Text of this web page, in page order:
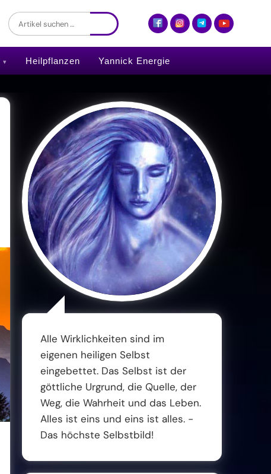
Heilpflanzen Yannick Energie
Alle Wirklichkeiten sind im
eigenen heiligen Selbst
eingebettet. Das Selbst ist der
göttliche Urgrund, die Quelle, der
Weg, die Wahrheit und das Leben.
Alles ist eins und eins ist alles. -
Das höchste Selbstbild!